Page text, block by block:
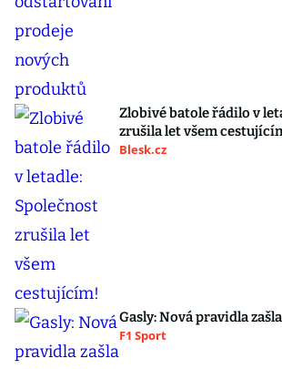
Zlobivé batole řádilo v
zrušila let všem
Blesk.cz
Gasly: Nová pravidla
F1 Sport